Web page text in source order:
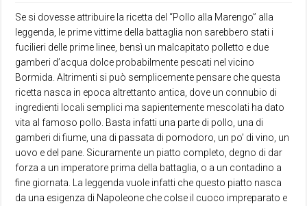
Se si dovesse attribuire la ricetta del “Pollo alla Marengo” alla
leggenda, le prime vittime della battaglia non sarebbero stati i
fucilieri delle prime linee, bensì un malcapitato polletto e due
gamberi d’acqua dolce probabilmente pescati nel vicino
Bormida. Altrimenti si può semplicemente pensare che questa
ricetta nasca in epoca altrettanto antica, dove un connubio di
ingredienti locali semplici ma sapientemente mescolati ha dato
vita al famoso pollo. Basta infatti una parte di pollo, una di
gamberi di fiume, una di passata di pomodoro, un po’ di vino, un
uovo e del pane. Sicuramente un piatto completo, degno di dar
forza a un imperatore prima della battaglia, o a un contadino a
fine giornata. La leggenda vuole infatti che questo piatto nasca
da una esigenza di Napoleone che colse il cuoco impreparato e